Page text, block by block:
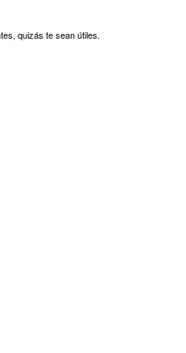
quizás te sean útiles.